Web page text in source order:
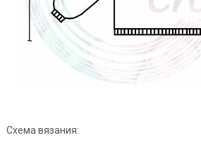
Схема вязания: